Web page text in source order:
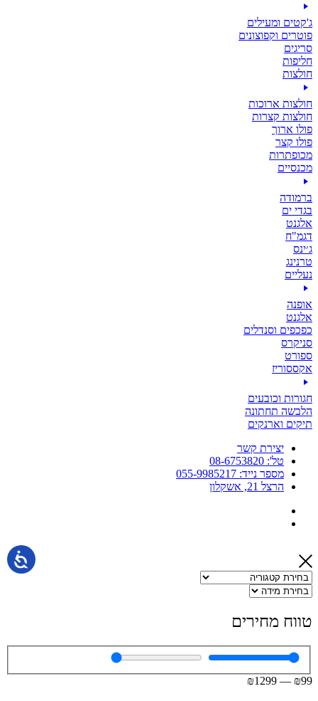
ג'קטים ומעילים
פוטרים וקפוצונים
סריגים
חליפות
חולצות
חולצות ארוכות
חולצות קצרות
פולו ארוך
פולו קצר
מכופתרות
מכנסיים
ברמודה
בגדי ים
אלגנט
דגמ"ח
ג׳ינס
טרנינג
נעליים
אופנה
אלגנט
כפכפים וסנדלים
סניקרס
ספורט
אקססוריז
חגורות וכובעים
הלבשה תחתונה
תיקים וארנקים
יצירת קשר
טל': 08-6753820
מספר נייד: 055-9985217
הרצל 21, אשקלון
טווח מחירים
₪99
—
₪1299